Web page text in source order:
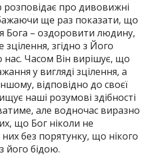
про дивовижні
ще раз показати, що
Бога – оздоровити людину,
зцілення, згідно з Його
Часом Він вирішує, що
у вигляді зцілення, а
відповідно до своєї
наші розумові здібності
але водночас виразно
що Бог ніколи не
без порятунку, що нікого
його бідою.